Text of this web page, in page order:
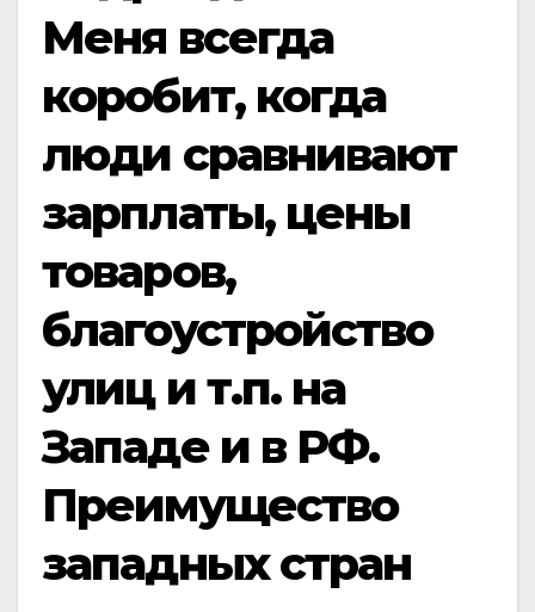
Меня всегда
коробит, когда
люди сравнивают
зарплаты, цены
товаров,
благоустройство
улиц и т.п. на
Западе и в РФ.
Преимущество
западных стран